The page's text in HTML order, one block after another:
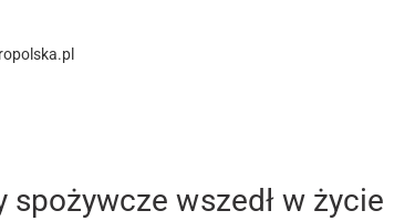
spożywcze wszedł w życie